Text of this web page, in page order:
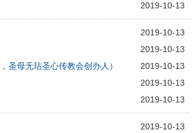
2019-10-13
2019-10-13
2019-10-13
母无玷圣心传教会创办人）
2019-10-13
2019-10-13
2019-10-13
2019-10-13